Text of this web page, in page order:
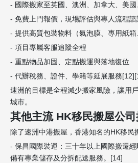
- 國際搬家至英國、澳洲、加拿大、美
- 免費上門報價，現場評估與專人流程諮
- 提供高質包裝物料（氣泡膜、專用紙箱
- 項目專屬客服追蹤全程
- 重點物品加固、定點搬運與落地復位
- 代辦稅務、證件、學籍等延展服務
速洲的目標是全程減少搬家風險，讓用
城市。
其他主流 HK移民搬屋公
除了速洲中港搬屋，香港知名的HK移民
- 保昌國際裝運：三十年以上國際搬遷經
備有專業儲存及分拆配送服務。[14]